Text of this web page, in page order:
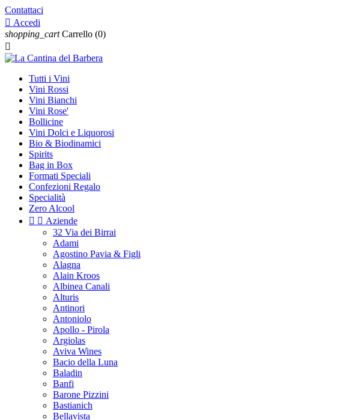
Contattaci
 Accedi
shopping_cart Carrello (0)

Tutti i Vini
Vini Rossi
Vini Bianchi
Vini Rose'
Bollicine
Vini Dolci e Liquorosi
Bio & Biodinamici
Spirits
Bag in Box
Formati Speciali
Confezioni Regalo
Specialità
Zero Alcool
  Aziende
32 Via dei Birrai
Adami
Agostino Pavia & Figli
Alagna
Alain Kroos
Albinea Canali
Alturis
Antinori
Antoniolo
Apollo - Pirola
Argiolas
Aviva Wines
Bacio della Luna
Baladin
Banfi
Barone Pizzini
Bastianich
Bellavista